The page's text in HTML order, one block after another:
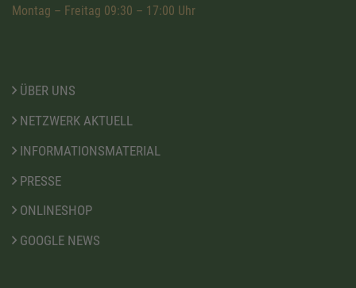
Montag – Freitag 09:30 – 17:00 Uhr
ÜBER UNS
NETZWERK AKTUELL
INFORMATIONSMATERIAL
PRESSE
ONLINESHOP
GOOGLE NEWS